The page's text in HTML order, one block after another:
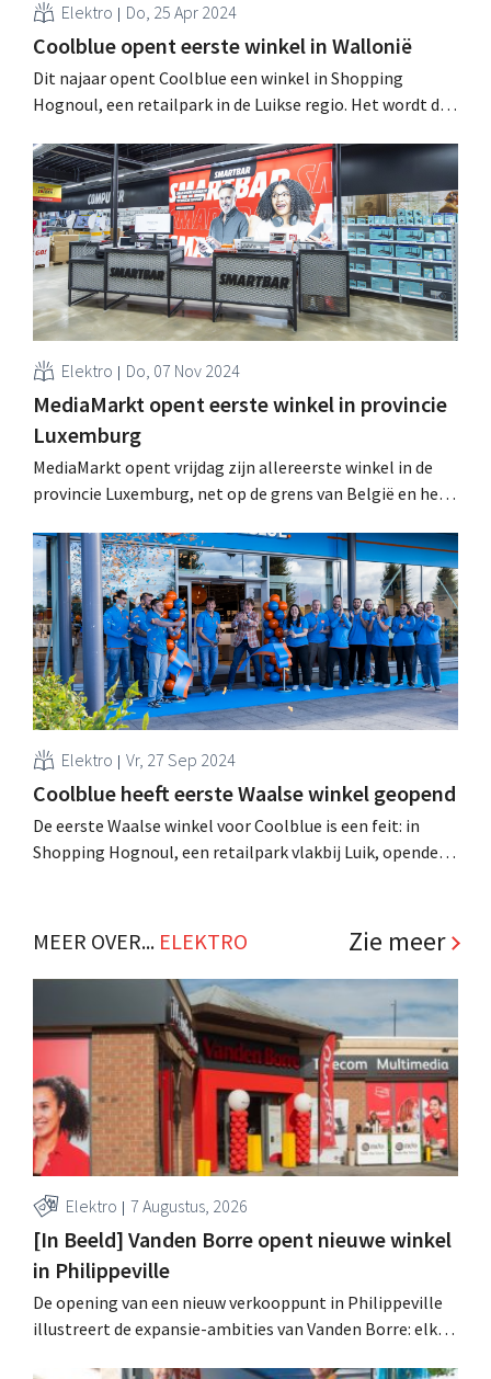
Elektro Do, 25 Apr 2024
Coolblue opent eerste winkel in Wallonië
Dit najaar opent Coolblue een winkel in Shopping
Hognoul, een retailpark in de Luikse regio. Het wordt de
Wallonië. .
Elektro Do, 07 Nov 2024
MediaMarkt opent eerste winkel in provincie
Luxemburg
MediaMarkt opent vrijdag zijn allereerste winkel in de
provincie Luxemburg, net op de grens van België en het
eerste Waalse winkel met het nieuwe Core-concept. .
Elektro Vr, 27 Sep 2024
Coolblue heeft eerste Waalse winkel geopend
De eerste Waalse winkel voor Coolblue is een feit: in
Shopping Hognoul, een retailpark vlakbij Luik, opende
MEER OVER... ELEKTRO Zie meer
Elektro 7 Augustus, 2026
[In Beeld] Vanden Borre opent nieuwe winkel
in Philippeville
De opening van een nieuw verkooppunt in Philippeville
illustreert de expansie-ambities van Vanden Borre: elke